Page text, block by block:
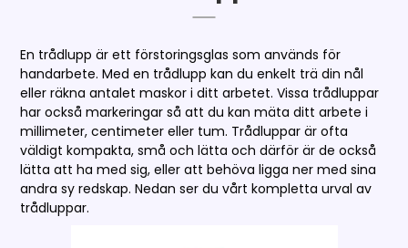
En trådlupp är ett förstoringsglas som används för
handarbete. Med en trådlupp kan du enkelt trä din nål
eller räkna antalet maskor i ditt arbetet. Vissa trådluppar
har också markeringar så att du kan mäta ditt arbete i
millimeter, centimeter eller tum. Trådluppar är ofta
väldigt kompakta, små och lätta och därför är de också
lätta att ha med sig, eller att behöva ligga ner med sina
andra sy redskap. Nedan ser du vårt kompletta urval av
trådluppar.